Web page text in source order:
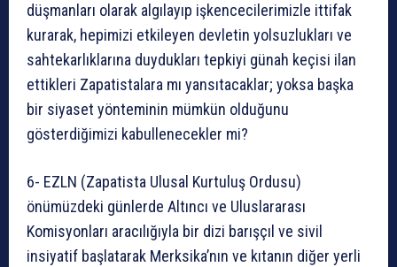
düşmanları olarak algılayıp işkencecilerimizle ittifak
kurarak, hepimizi etkileyen devletin yolsuzlukları ve
sahtekarlıklarına duydukları tepkiyi günah keçisi ilan
ettikleri Zapatistalara mı yansıtacaklar; yoksa başka
bir siyaset yönteminin mümkün olduğunu
gösterdiğimizi kabullenecekler mi?
6- EZLN (Zapatista Ulusal Kurtuluş Ordusu)
önümüzdeki günlerde Altıncı ve Uluslararası
Komisyonları aracılığıyla bir dizi barışçıl ve sivil
insiyatif başlatarak Merksika’nın ve kıtanın diğer yerli